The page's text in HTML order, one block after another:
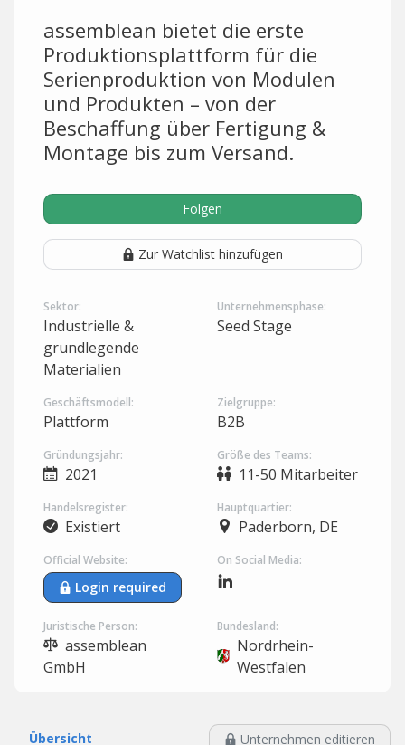
assemblean bietet die erste
Produktionsplattform für die
Serienproduktion von Modulen
und Produkten – von der
Beschaffung über Fertigung &
Montage bis zum Versand.
Folgen
Zur Watchlist hinzufügen
Sektor:
Industrielle &
grundlegende
Materialien
Unternehmensphase:
Seed Stage
Geschäftsmodell:
Plattform
Zielgruppe:
B2B
Gründungsjahr:
2021
Größe des Teams:
11-50 Mitarbeiter
Handelsregister:
Existiert
Hauptquartier:
Paderborn, DE
Official Website:
Login required
On Social Media:
Juristische Person:
assemblean
GmbH
Bundesland:
Nordrhein-
Westfalen
Übersicht Unternehmen editieren